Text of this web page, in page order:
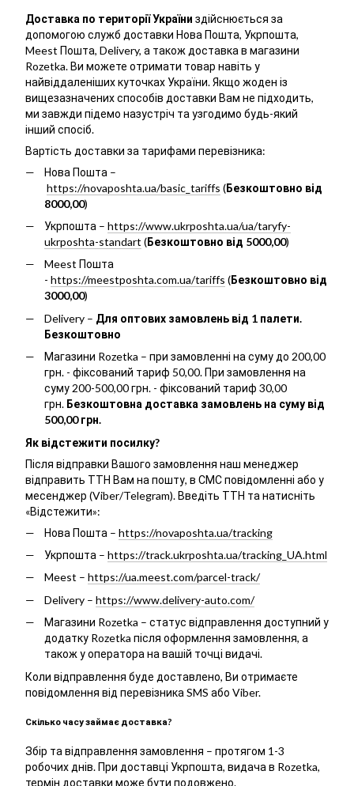
Доставка по території України здійснюється за
допомогою служб доставки Нова Пошта, Укрпошта,
Meest Пошта, Delivery, а також доставка в магазини
Rozetka. Ви можете отримати товар навіть у
найвіддаленіших куточках України. Якщо жоден із
вищезазначених способів доставки Вам не підходить,
ми завжди підемо назустріч та узгодимо будь-який
інший спосіб.
Вартість доставки за тарифами перевізника:
Нова Пошта –
https://novaposhta.ua/basic_tariffs (Безкоштовно від
8000,00)
Укрпошта – https://www.ukrposhta.ua/ua/taryfy-
ukrposhta-standart (Безкоштовно від 5000,00)
Meest Пошта
- https://meestposhta.com.ua/tariffs (Безкоштовно від
3000,00)
Delivery – Для оптових замовлень від 1 палети.
Безкоштовно
Магазини Rozetka – при замовленні на суму до 200,00
грн. - фіксований тариф 50,00. При замовлення на
суму 200-500,00 грн. - фіксований тариф 30,00
грн. Безкоштовна доставка замовлень на суму від
500,00 грн.
Як відстежити посилку?
Після відправки Вашого замовлення наш менеджер
відправить ТТН Вам на пошту, в СМС повідомленні або у
месенджер (Viber/Telegram). Введіть ТТН та натисніть
«Відстежити»:
Нова Пошта – https://novaposhta.ua/tracking
Укрпошта – https://track.ukrposhta.ua/tracking_UA.html
Meest – https://ua.meest.com/parcel-track/
Delivery – https://www.delivery-auto.com/
Магазини Rozetka – статус відправлення доступний у
додатку Rozetka після оформлення замовлення, а
також у оператора на вашій точці видачі.
Коли відправлення буде доставлено, Ви отримаєте
повідомлення від перевізника SMS або Viber.
Скілько часу займає доставка?
Збір та відправлення замовлення – протягом 1-3
робочих днів. При доставці Укрпошта, видача в Rozetka,
термін доставки може бути подовжено.